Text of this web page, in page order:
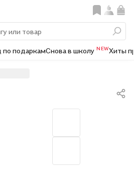
по подаркамСнова в школу NEWХиты